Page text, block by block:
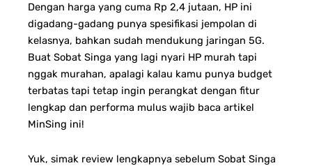
Dengan harga yang cuma Rp 2,4 jutaan, HP ini
digadang-gadang punya spesifikasi jempolan di
kelasnya, bahkan sudah mendukung jaringan 5G.
Buat Sobat Singa yang lagi nyari HP murah tapi
nggak murahan, apalagi kalau kamu punya budget
terbatas tapi tetap ingin perangkat dengan fitur
lengkap dan performa mulus wajib baca artikel
MinSing ini!
Yuk, simak review lengkapnya sebelum Sobat Singa